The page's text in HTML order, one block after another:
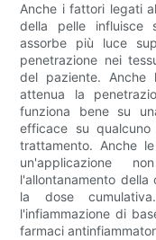
Anche i fattori legati
della pelle influisce
assorbe più luce
penetrazione nei
del paziente. Anche
attenua la
funziona bene su
efficace su
trattamento. Anche
un'applicazione
l'allontanamento
la dose
l'infiammazione di
farmaci